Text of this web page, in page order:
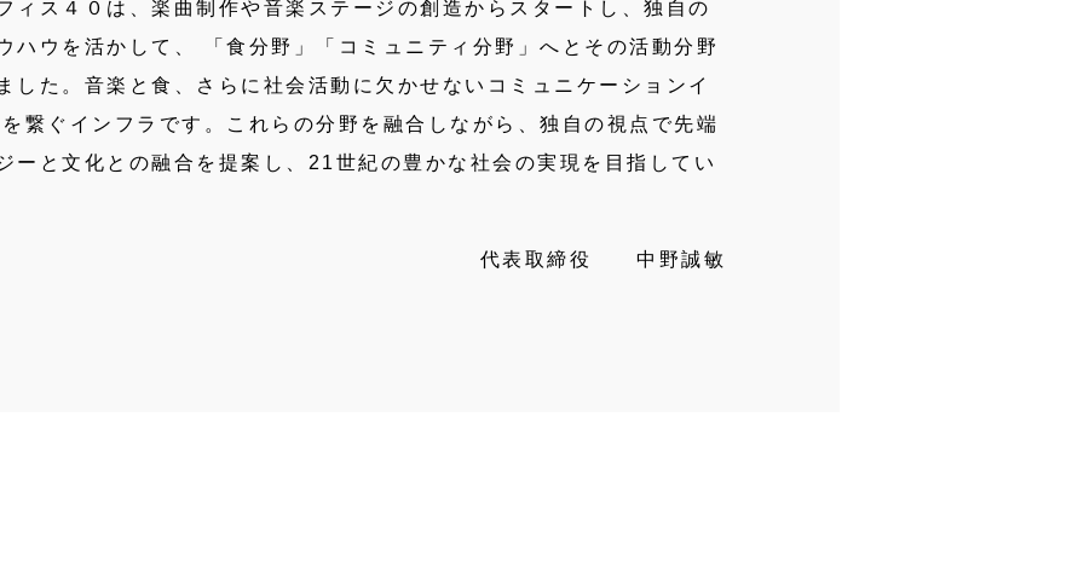
ィス４０は、楽曲制作や音楽ステージの創造からスタートし、独自の
ハウを活かして、 「食分野」「コミュニティ分野」へとその活動分野
した。音楽と食、さらに社会活動に欠かせないコミュニケーションイ
繋ぐインフラです。これらの分野を融合しながら、独自の視点で先端
ーと文化との融合を提案し、21世紀の豊かな社会の実現を目指してい
代表取締役 中野誠敏